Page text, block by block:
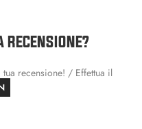
RECENSIONE?
recensione! / Effettua il